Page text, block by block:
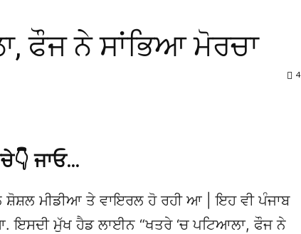
ਫੌਜ ਨੇ ਸਾਂਭਿਆ ਮੋਰਚਾ
ਜਾਓ…
ਮੀਡੀਆ ਤੇ ਵਾਇਰਲ ਹੋ ਰਹੀ ਆ | ਇਹ ਵੀ ਪੰਜਾਬ
ਇਸਦੀ ਮੁੱਖ ਹੈਡ ਲਾਈਨ “ਖਤਰੇ ‘ਚ ਪਟਿਆਲਾ, ਫੌਜ ਨੇ